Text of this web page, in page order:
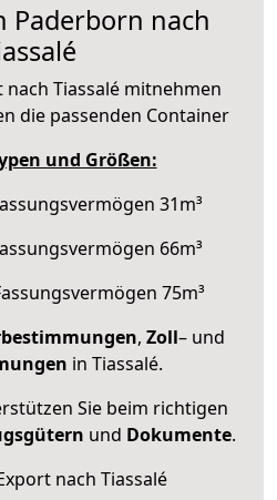
Paderborn nach
nach Tiassalé mitnehmen
die passenden Container
und Größen:
31m³
66m³
75m³
, Zoll– und
in Tiassalé.
Sie beim richtigen
und Dokumente.
nach Tiassalé